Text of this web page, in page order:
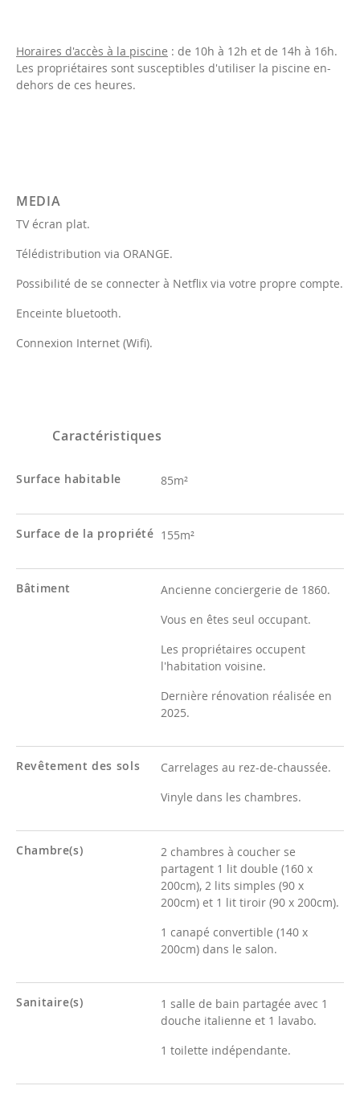
Horaires d'accès à la piscine : de 10h à 12h et de 14h à 16h.
Les propriétaires sont susceptibles d'utiliser la piscine en-
dehors de ces heures.
MEDIA
TV écran plat.
Télédistribution via ORANGE.
Possibilité de se connecter à Netflix via votre propre compte.
Enceinte bluetooth.
Connexion Internet (Wifi).
Caractéristiques
Surface habitable 85m²
Surface de la propriété 155m²
Bâtiment
Ancienne conciergerie de 1860.
Vous en êtes seul occupant.
Les propriétaires occupent
l'habitation voisine.
Dernière rénovation réalisée en
2025.
Revêtement des sols
Carrelages au rez-de-chaussée.
Vinyle dans les chambres.
Chambre(s)
2 chambres à coucher se
partagent 1 lit double (160 x
200cm), 2 lits simples (90 x
200cm) et 1 lit tiroir (90 x 200cm).
1 canapé convertible (140 x
200cm) dans le salon.
Sanitaire(s)
1 salle de bain partagée avec 1
douche italienne et 1 lavabo.
1 toilette indépendante.